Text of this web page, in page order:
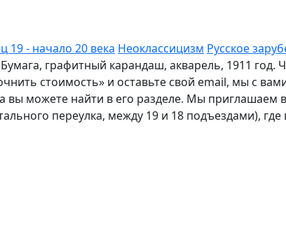
19 - начало 20 века Неоклассицизм Русское
графитный карандаш, акварель, 1911
стоимость» и оставьте свой email, мы с
вы можете найти в его разделе. Мы приглашаем
переулка, между 19 и 18 подъездами),